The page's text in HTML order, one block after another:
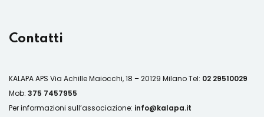
Contatti
KALAPA APS Via Achille Maiocchi, 18 – 20129 MilanoTel: 02 29510029
Mob: 375 7457955
Per informazioni sull’associazione: info@kalapa.it